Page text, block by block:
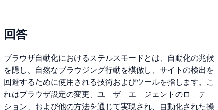
回答
ブラウザ自動化におけるステルスモードとは、自動化の兆候
を隠し、自然なブラウジング行動を模倣し、サイトの検出を
回避するために使用される技術およびツールを指します。こ
れはブラウザ設定の変更、ユーザーエージェントのローテー
ション、および他の方法を通じて実現され、自動化された操